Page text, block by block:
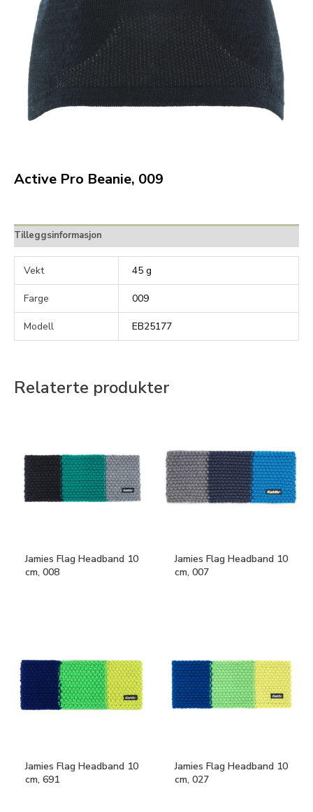
Active Pro Beanie, 009
Tilleggsinformasjon
Vekt 45 g
Farge 009
Modell EB25177
Relaterte produkter
Jamies Flag Headband 10
cm, 008
Jamies Flag Headband 10
cm, 007
Jamies Flag Headband 10
cm, 691
Jamies Flag Headband 10
cm, 027